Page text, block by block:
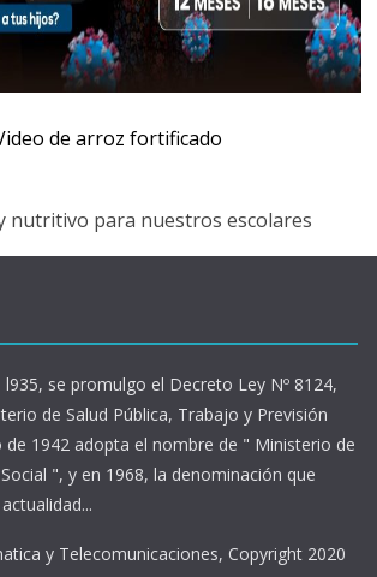
de arroz fortificado
nutritivo para nuestros escolares
l935, se promulgo el Decreto Ley Nº 8124,
de Salud Pública, Trabajo y Previsión
de 1942 adopta el nombre de " Ministerio de
", y en 1968, la denominación que
y Telecomunicaciones, Copyright 2020